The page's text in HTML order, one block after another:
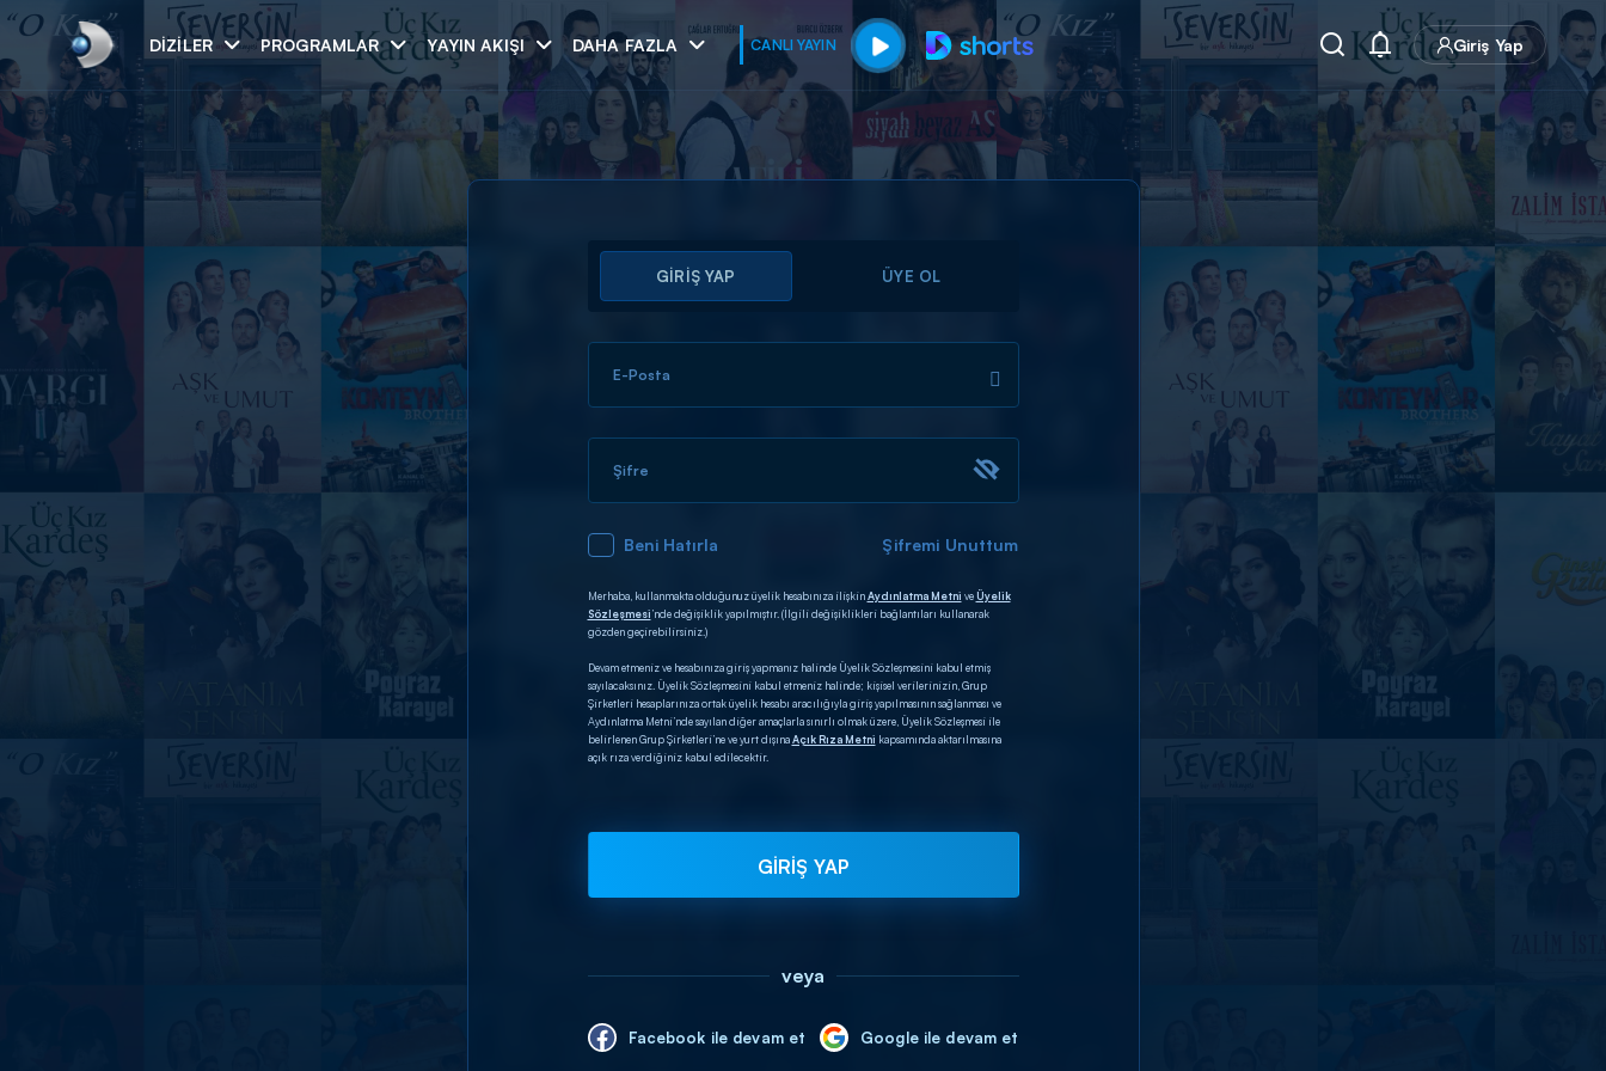
DIZILER PROGRAMLAR YAYIN AKIŞI DAHA FAZLA CANLI YAYIN Giriş Yap
Arama
ARAMA SONUÇLARI
GİRİŞ YAP ÜYE OL
E-Posta
Şifre
Beni Hatırla Şifremi Unuttum
Merhaba, kullanmakta olduğunuz üyelik hesabınıza ilişkinAydınlatma Metni veÜyelik
Sözleşmesi’nde değişiklik yapılmıştır. (İlgili değişiklikleri bağlantıları kullanarak
gözden geçirebilirsiniz.)
Devam etmeniz ve hesabınıza giriş yapmanız halinde Üyelik Sözleşmesini kabul etmiş
sayılacaksınız. Üyelik Sözleşmesini kabul etmeniz halinde; kişisel verilerinizin, Grup
Şirketleri hesaplarınıza ortak üyelik hesabı aracılığıyla giriş yapılmasının sağlanması ve
Aydınlatma Metni’nde sayılan diğer amaçlarla sınırlı olmak üzere, Üyelik Sözleşmesi ile
belirlenen Grup Şirketleri’ne ve yurt dışınaAçık Rıza Metni kapsamında aktarılmasına
açık rıza verdiğiniz kabul edilecektir.
GİRİŞ YAP
veya
Facebook ile devam et Google ile devam et